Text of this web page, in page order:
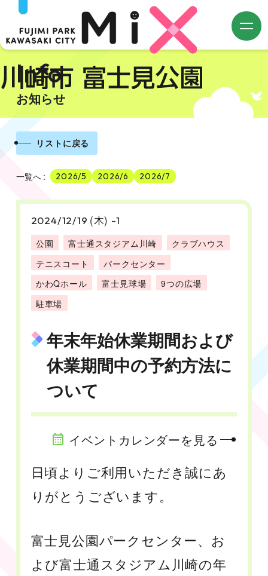
Info
お知らせ
リストに戻る
一覧へ 2026/5 2026/6 2026/7
2024/12/19 (木) -1
公園 富士通スタジアム川崎
クラブハウス
テニスコート
パークセンター
かわQホール
富士見球場
9つの広場
駐車場
年末年始休業期間および
休業期間中の予約方法に
ついて
イベントカレンダーを見る
日頃よりご利用いただき誠にあ
りがとうございます。
富士見公園パークセンター、お
よび富士通スタジアム川崎の年